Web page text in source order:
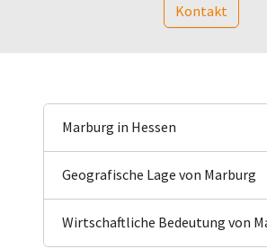
Kontakt
Marburg in Hessen
Geografische Lage von Marburg
Wirtschaftliche Bedeutung von